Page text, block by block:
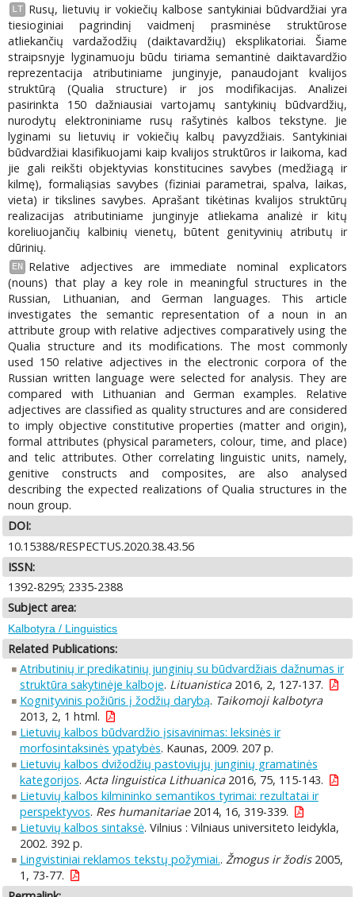
LT
Rusų, lietuvių ir vokiečių kalbose santykiniai būdvardžiai yra
tiesioginiai pagrindinį vaidmenį prasminėse struktūrose
atliekančių vardažodžių (daiktavardžių) eksplikatoriai. Šiame
straipsnyje lyginamuoju būdu tiriama semantinė daiktavardžio
reprezentacija atributiniame junginyje, panaudojant kvalijos
struktūrą (Qualia structure) ir jos modifikacijas. Analizei
pasirinkta 150 dažniausiai vartojamų santykinių būdvardžių,
nurodytų elektroniniame rusų rašytinės kalbos tekstyne. Jie
lyginami su lietuvių ir vokiečių kalbų pavyzdžiais. Santykiniai
būdvardžiai klasifikuojami kaip kvalijos struktūros ir laikoma, kad
jie gali reikšti objektyvias konstitucines savybes (medžiagą ir
kilmę), formaliąsias savybes (fiziniai parametrai, spalva, laikas,
vieta) ir tikslines savybes. Aprašant tikėtinas kvalijos struktūrų
realizacijas atributiniame junginyje atliekama analizė ir kitų
koreliuojančių kalbinių vienetų, būtent genityvinių atributų ir
dūrinių.
EN
Relative adjectives are immediate nominal explicators
(nouns) that play a key role in meaningful structures in the
Russian, Lithuanian, and German languages. This article
investigates the semantic representation of a noun in an
attribute group with relative adjectives comparatively using the
Qualia structure and its modifications. The most commonly
used 150 relative adjectives in the electronic corpora of the
Russian written language were selected for analysis. They are
compared with Lithuanian and German examples. Relative
adjectives are classified as quality structures and are considered
to imply objective constitutive properties (matter and origin),
formal attributes (physical parameters, colour, time, and place)
and telic attributes. Other correlating linguistic units, namely,
genitive constructs and composites, are also analysed
describing the expected realizations of Qualia structures in the
noun group.
DOI:
10.15388/RESPECTUS.2020.38.43.56
ISSN:
1392-8295; 2335-2388
Subject area:
Kalbotyra / Linguistics
Related Publications:
Atributinių ir predikatinių junginių su būdvardžiais dažnumas ir
struktūra sakytinėje kalboje. Lituanistica2016, 2, 127-137.
Kognityvinis požiūris į žodžių darybą. Taikomoji kalbotyra
2013, 2, 1 html.
Lietuvių kalbos būdvardžio įsisavinimas: leksinės ir
morfosintaksinės ypatybės. Kaunas, 2009. 207 p.
Lietuvių kalbos dvižodžių pastoviųjų junginių gramatinės
kategorijos. Acta linguistica Lithuanica2016, 75, 115-143.
Lietuvių kalbos kilmininko semantikos tyrimai: rezultatai ir
perspektyvos. Res humanitariae2014, 16, 319-339.
Lietuvių kalbos sintaksė. Vilnius : Vilniaus universiteto leidykla,
2002. 392 p.
Lingvistiniai reklamos tekstų požymiai.. Žmogus ir žodis2005,
1, 73-77.